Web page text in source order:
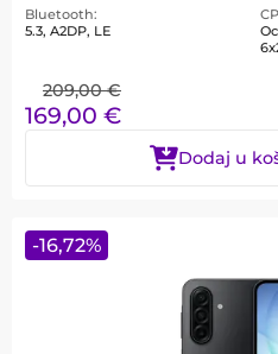
Bluetooth
5.3, A2DP, LE
209,00 €
169,00 €
Dodaj u
-16,72%